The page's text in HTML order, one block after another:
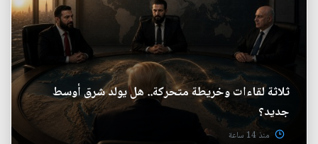
ثلاثة لقاءات وخريطة متحركة.. هل يولد شرق أوسط
جديد؟
منذ 14 ساعة